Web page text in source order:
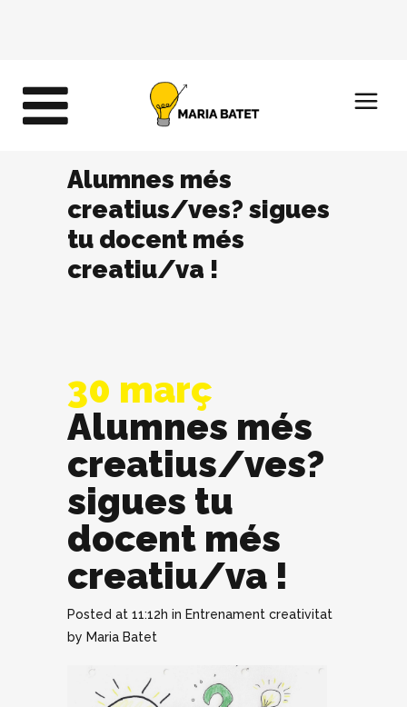
Alumnes més
creatius/ves? sigues
tu docent més
creatiu/va !
30 març
Alumnes més
creatius/ves?
sigues tu
docent més
creatiu/va !
Posted at 11:12h in Entrenament creativitat
by Maria Batet